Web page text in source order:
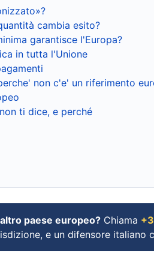
cambia esito?
garantisce l'Europa?
in tutta l'Unione
non c'e' un riferimento
ti dice, e perché
paese europeo? Chiama
e un difensore italiano